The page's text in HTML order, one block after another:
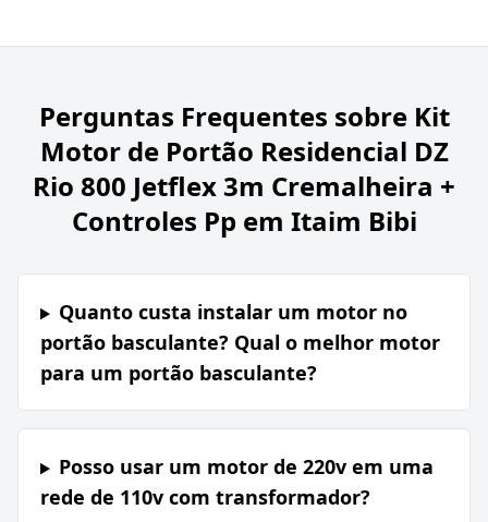
Perguntas Frequentes sobre Kit
Motor de Portão Residencial DZ
Rio 800 Jetflex 3m Cremalheira +
Controles Pp em Itaim Bibi
Quanto custa instalar um motor no
portão basculante? Qual o melhor motor
para um portão basculante?
Posso usar um motor de 220v em uma
rede de 110v com transformador?